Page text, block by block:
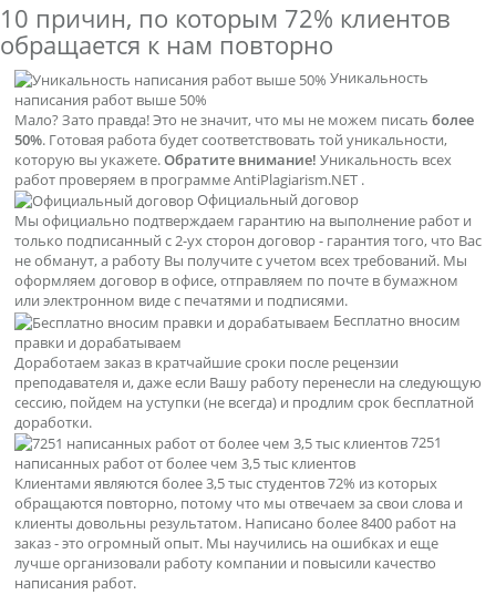
10 причин, по которым 72% клиентов
обращается к нам повторно
Уникальность
написания работ выше 50%
Мало? Зато правда! Это не значит, что мы не можем писать более
50%. Готовая работа будет соответствовать той уникальности,
которую вы укажете.Обратите внимание! Уникальность всех
работ проверяем в программе AntiPlagiarism.NET .
Официальный договор
Мы официально подтверждаем гарантию на выполнение работ и
только подписанный с 2-ух сторон договор - гарантия того, что Вас
не обманут, а работу Вы получите с учетом всех требований. Мы
оформляем договор в офисе, отправляем по почте в бумажном
или электронном виде с печатями и подписями.
Бесплатно вносим
правки и дорабатываем
Доработаем заказ в кратчайшие сроки после рецензии
преподавателя и, даже если Вашу работу перенесли на следующую
сессию, пойдем на уступки (не всегда) и продлим срок бесплатной
доработки.
7251
написанных работ от более чем 3,5 тыс клиентов
Клиентами являются более 3,5 тыс студентов 72% из которых
обращаются повторно, потому что мы отвечаем за свои слова и
клиенты довольны результатом. Написано более 8400 работ на
заказ - это огромный опыт. Мы научились на ошибках и еще
лучше организовали работу компании и повысили качество
написания работ.